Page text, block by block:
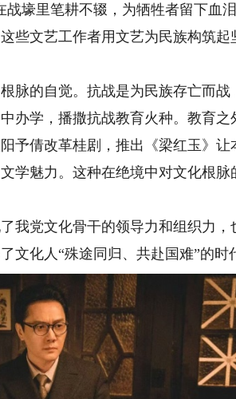
壕里笔耕不辍，为牺牲者留下血
些文艺工作者用文艺为民族构筑起
的自觉。抗战是为民族存亡而战
办学，播撒抗战教育火种。教育之
予倩改革桂剧，推出《梁红玉》让
学魅力。这种在绝境中对文化根脉
党文化骨干的领导力和组织力，
文化人“殊途同归、共赴国难”的时